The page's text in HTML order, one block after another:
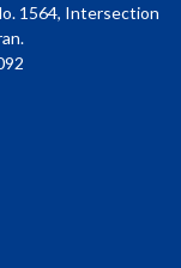
1564, Intersection